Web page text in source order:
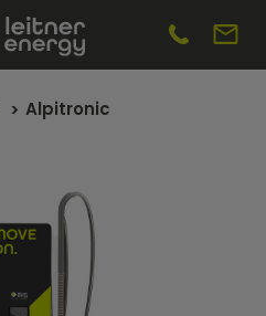
Alpitronic